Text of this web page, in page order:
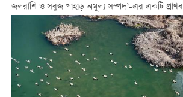
জলরাশি ও সবুজ পাহাড় অমূল্য সম্পদ’-এর একটি